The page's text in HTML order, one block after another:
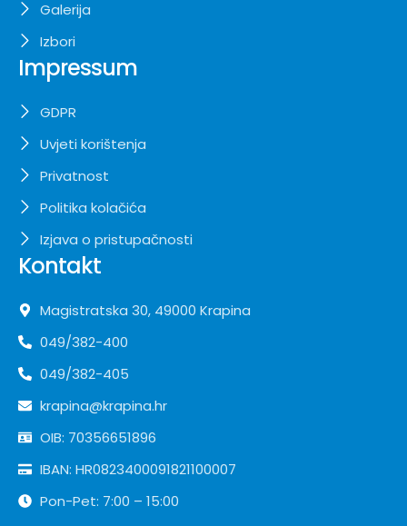
Galerija
Izbori
Impressum
GDPR
Uvjeti korištenja
Privatnost
Politika kolačića
Izjava o pristupačnosti
Kontakt
Magistratska 30, 49000 Krapina
049/382-400
049/382-405
krapina@krapina.hr
OIB: 70356651896
IBAN: HR0823400091821100007
Pon-Pet: 7:00 – 15:00